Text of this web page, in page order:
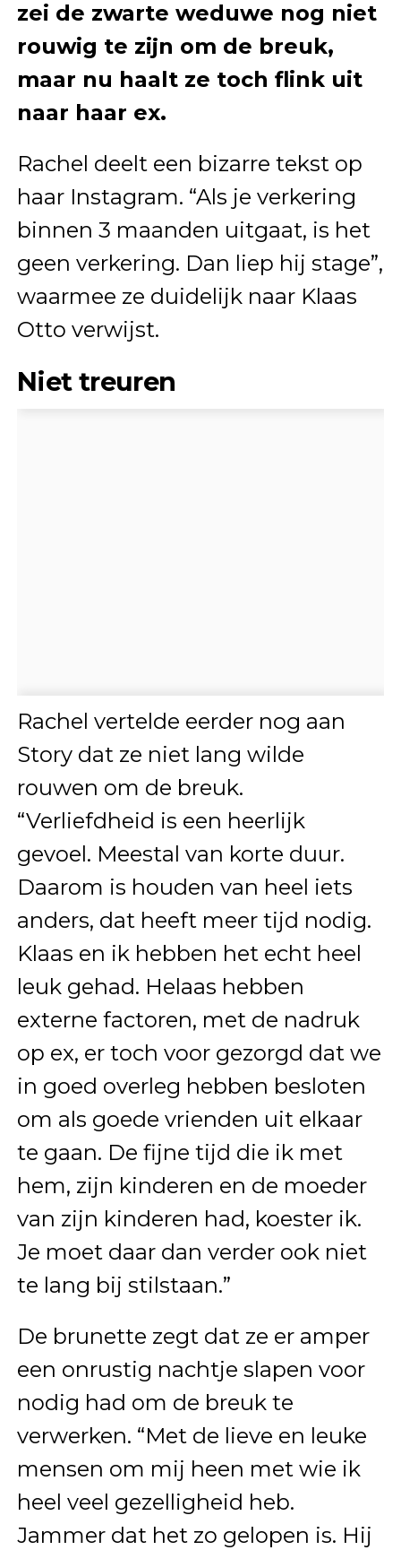
zei de zwarte weduwe nog niet
rouwig te zijn om de breuk,
maar nu haalt ze toch flink uit
naar haar ex.
Rachel deelt een bizarre tekst op
haar Instagram. “Als je verkering
binnen 3 maanden uitgaat, is het
geen verkering. Dan liep hij stage”,
waarmee ze duidelijk naar Klaas
Otto verwijst.
Niet treuren
Rachel vertelde eerder nog aan
Story dat ze niet lang wilde
rouwen om de breuk.
“Verliefdheid is een heerlijk
gevoel. Meestal van korte duur.
Daarom is houden van heel iets
anders, dat heeft meer tijd nodig.
Klaas en ik hebben het echt heel
leuk gehad. Helaas hebben
externe factoren, met de nadruk
op ex, er toch voor gezorgd dat we
in goed overleg hebben besloten
om als goede vrienden uit elkaar
te gaan. De fijne tijd die ik met
hem, zijn kinderen en de moeder
van zijn kinderen had, koester ik.
Je moet daar dan verder ook niet
te lang bij stilstaan.”
De brunette zegt dat ze er amper
een onrustig nachtje slapen voor
nodig had om de breuk te
verwerken. “Met de lieve en leuke
mensen om mij heen met wie ik
heel veel gezelligheid heb.
Jammer dat het zo gelopen is. Hij